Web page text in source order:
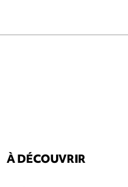
À DÉCOUVRIR